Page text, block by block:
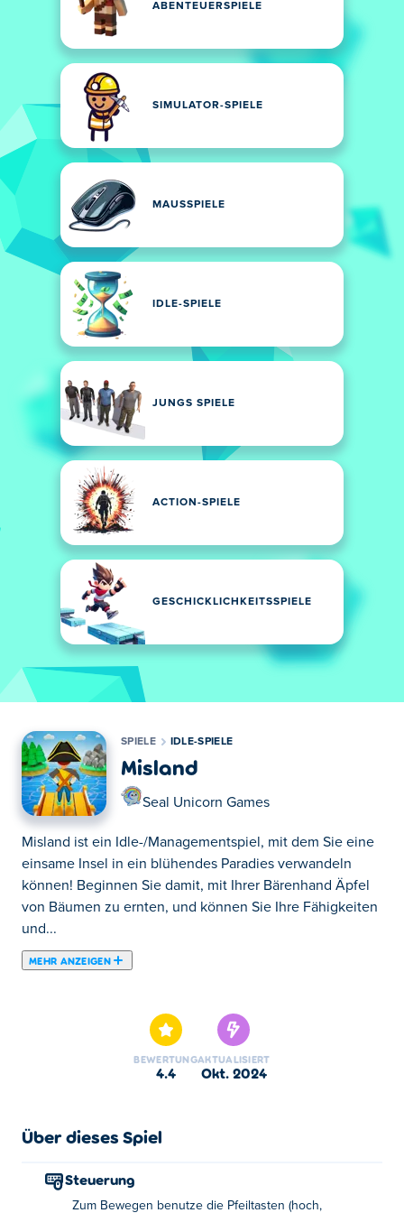
ABENTEUERSPIELE
SIMULATOR-SPIELE
MAUSSPIELE
IDLE-SPIELE
JUNGS SPIELE
ACTION-SPIELE
GESCHICKLICHKEITSSPIELE
SPIELE IDLE-SPIELE
Misland
Seal Unicorn Games
Misland ist ein Idle-/Managementspiel, mit dem Sie eine
einsame Insel in ein blühendes Paradies verwandeln
können! Beginnen Sie damit, mit Ihrer Bärenhand Äpfel
von Bäumen zu ernten, und können Sie Ihre Fähigkeiten
und...
MEHR ANZEIGEN
können! Beginnen Sie damit, mit Ihrer Bärenhand Äpfel
von Bäumen zu ernten, und können Sie Ihre Fähigkeiten
und Werkzeuge nach und nach verbessern! Die Insel ist
wird Ihr Vermögen wachsen. Sobald Sie über
Team von Helfern zur Verfügung, die sich um Aufgaben
wie die Apfelernte, das Fällen von Bäumen und den
BEWERTUNG
4.4
AKTUALISIERT
Okt. 2024
Über dieses Spiel
Steuerung
Zum Bewegen benutze die Pfeiltasten (hoch,